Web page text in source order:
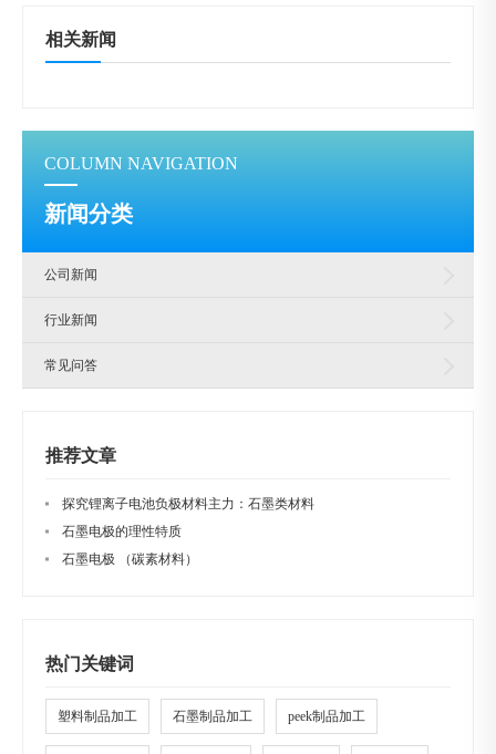
相关新闻
COLUMN NAVIGATION
新闻分类
公司新闻
行业新闻
常见问答
推荐文章
探究锂离子电池负极材料主力：石墨类材料
石墨电极的理性特质
石墨电极 （碳素材料）
热门关键词
塑料制品加工 石墨制品加工 peek制品加工